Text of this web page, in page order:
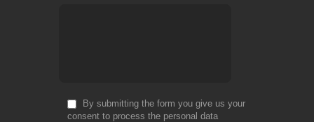
By submitting the form you give us your
consent to process the personal data